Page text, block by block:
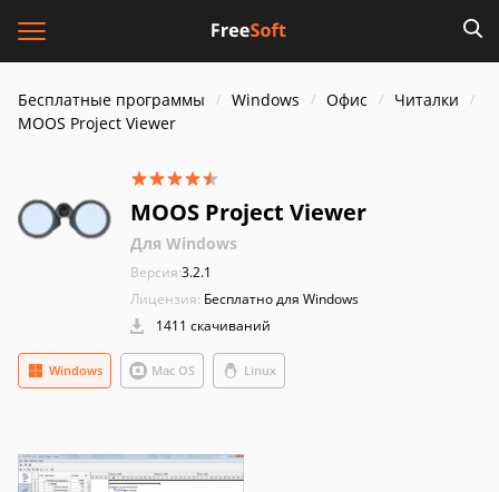
Бесплатные программы Windows Офис
Читалки
MOOS Project Viewer
MOOS Project Viewer
Для Windows
Версия:3.2.1
Лицензия: Бесплатно для Windows
1411 скачиваний
Mac OS Linux
Windows